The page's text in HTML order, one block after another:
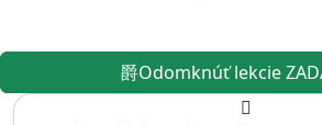
Odomknúť lekcie